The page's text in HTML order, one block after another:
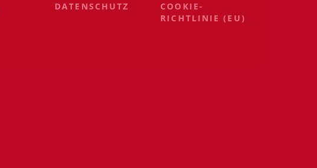
DATENSCHUTZ
COOKIE-
RICHTLINIE (EU)